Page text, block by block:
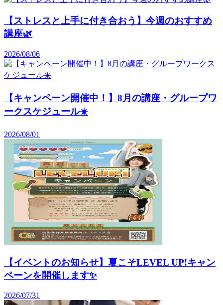
【ストレスと上手に付き合おう】今週のおすすめ
講座🌿
2026/08/06
【キャンペーン開催中！】8月の講座・グループワ
ークスケジュール☀️
2026/08/01
【イベントのお知らせ】夏こそLEVEL UP!キャン
ペーンを開催します✨️
2026/07/31